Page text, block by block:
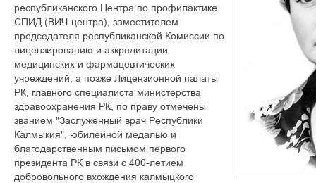
ðåñïóáëèêàíñêîãî Öåíòðà ïî ïðîôèëàêòèêå
ÑÏÈÄ (ÂÈ×-öåíòðà), çàìåñòèòåëåì
ïðåäñåäàòåëÿ ðåñïóáëèêàíñêîé Êîìèññèè ïî
ëèöåíçèðîâàíèþ è àêêðåäèòàöèè
ìåäèöèíñêèõ è ôàðìàöåâòè÷åñêèõ
ó÷ðåæäåíèé, à ïîçæå Ëèöåíçèîííîé ïàëàòû
ÐÊ, ãëàâíîãî ñïåöèàëèñòà ìèíèñòåðñòâà
çäðàâîîõðàíåíèÿ ÐÊ, ïî ïðàâó îòìå÷åíû
çâàíèåì "Çàñëóæåííûé âðà÷ Ðåñïóáëèêè
Êàëìûêèÿ", þáèëåéíîé ìåäàëüþ è
áëàãîäàðñòâåííûì ïèñüìîì ïåðâîãî
ïðåçèäåíòà ÐÊ â ñâÿçè ñ 400-ëåòèåì
äîáðîâîëüíîãî âõîæäåíèÿ êàëìûöêîãî